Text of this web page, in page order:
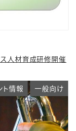
ス人材育成研修開催
ト情報 一般向け